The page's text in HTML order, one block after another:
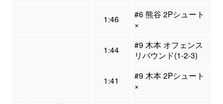
1:46
#6 熊谷 2Pシュート
×
1:44
#9 木本 オフェンス
リバウンド(1-2-3)
1:41
#9 木本 2Pシュート
×